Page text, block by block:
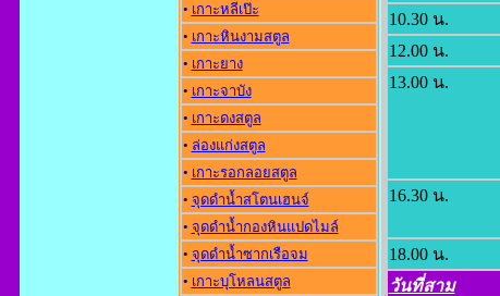
• เกาะหลีเป๊ะ
• เกาะหินงามสตูล
• เกาะยาง
• เกาะจาบัง
• เกาะดงสตูล
• ล่องแก่งสตูล
• เกาะรอกลอยสตูล
• จุดดำน้ำสโตนเฮนจ์
• จุดดำน้ำกองหินแปดไมล์
• จุดดำน้ำซากเรือจม
• เกาะบุโหลนสตูล
10.30 น.
12.00 น.
13.00 น.
16.30 น.
18.00 น.
วันที่สาม